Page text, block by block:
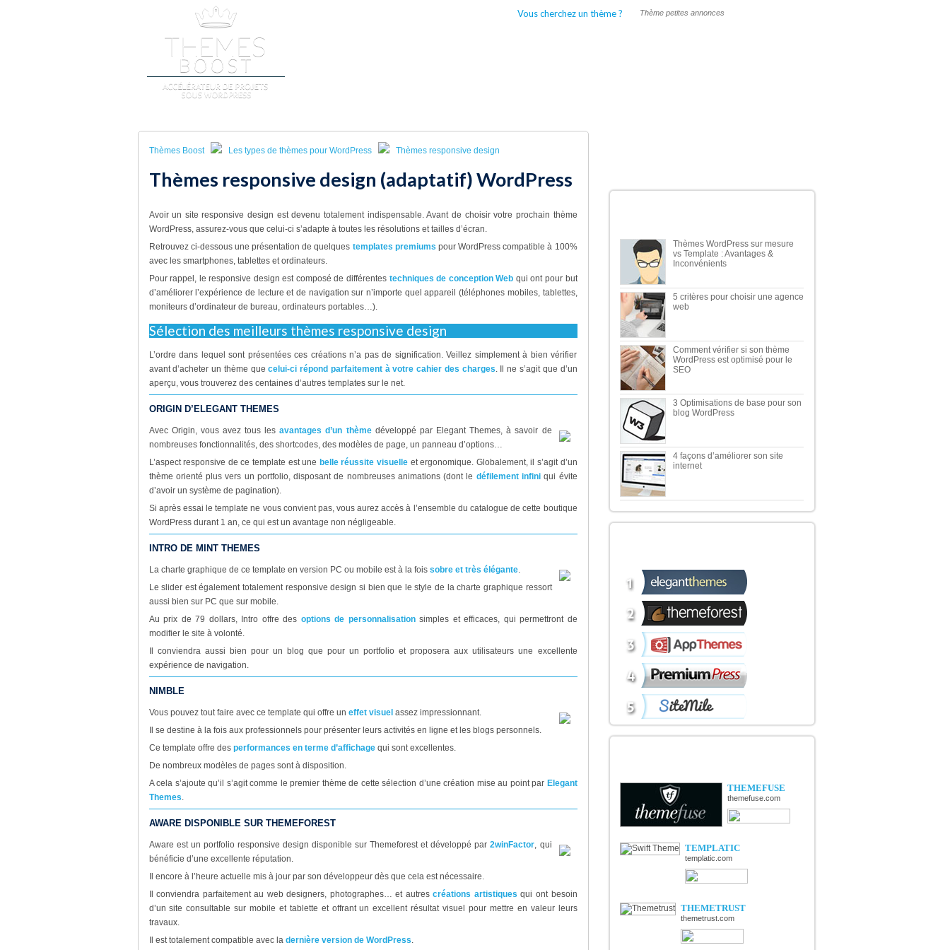
Vous cherchez un thème ?
Thèmes Boost Les types de thèmes pour WordPress Thèmes responsive design
Thèmes responsive design (adaptatif) WordPress
Avoir un site responsive design est devenu totalement indispensable. Avant de choisir votre prochain thème
WordPress, assurez-vous que celui-ci s’adapte à toutes les résolutions et tailles d’écran.
Retrouvez ci-dessous une présentation de quelques templates premiums pour WordPress compatible à 100%
avec les smartphones, tablettes et ordinateurs.
Pour rappel, le responsive design est composé de différentes techniques de conception Web qui ont pour but
d’améliorer l’expérience de lecture et de navigation sur n’importe quel appareil (téléphones mobiles, tablettes,
moniteurs d’ordinateur de bureau, ordinateurs portables…).
Sélection des meilleurs thèmes responsive design
L’ordre dans lequel sont présentées ces créations n’a pas de signification. Veillez simplement à bien vérifier
avant d’acheter un thème quecelui-ci répond parfaitement à votre cahier des charges. Il ne s’agit que d’un
aperçu, vous trouverez des centaines d’autres templates sur le net.
ORIGIN D’ELEGANT THEMES
Avec Origin, vous avez tous lesavantages d’un thèmedéveloppé par Elegant Themes, à savoir de
nombreuses fonctionnalités, des shortcodes, des modèles de page, un panneau d’options…
L’aspect responsive de ce template est une belle réussite visuelleet ergonomique. Globalement, il s’agit d’un
thème orienté plus vers un portfolio, disposant de nombreuses animations (dont le défilement infiniqui évite
d’avoir un système de pagination).
Si après essai le template ne vous convient pas, vous aurez accès à l’ensemble du catalogue de cette boutique
WordPress durant 1 an, ce qui est un avantage non négligeable.
INTRO DE MINT THEMES
La charte graphique de ce template en version PC ou mobile est à la fois sobre et très élégante.
Le slider est également totalement responsive design si bien que le style de la charte graphique ressort
aussi bien sur PC que sur mobile.
Au prix de 79 dollars, Intro offre des options de personnalisationsimples et efficaces, qui permettront de
modifier le site à volonté.
Il conviendra aussi bien pour un blog que pour un portfolio et proposera aux utilisateurs une excellente
expérience de navigation.
NIMBLE
Vous pouvez tout faire avec ce template qui offre un effet visuel assez impressionnant.
Il se destine à la fois aux professionnels pour présenter leurs activités en ligne et les blogs personnels.
Ce template offre des performances en terme d’affichagequi sont excellentes.
De nombreux modèles de pages sont à disposition.
A cela s’ajoute qu’il s’agit comme le premier thème de cette sélection d’une création mise au point par Elegant
Themes.
AWARE DISPONIBLE SUR THEMEFOREST
Aware est un portfolio responsive design disponible sur Themeforest et développé par2winFactor, qui
bénéficie d’une excellente réputation.
Il encore à l’heure actuelle mis à jour par son développeur dès que cela est nécessaire.
Il conviendra parfaitement au web designers, photographes… et autrescréations artistiques qui ont besoin
d’un site consultable sur mobile et tablette et offrant un excellent résultat visuel pour mettre en valeur leurs
travaux.
Il est totalement compatible avec la dernière version de WordPress.
Thèmes WordPress sur mesure
vs Template : Avantages &
Inconvénients
5 critères pour choisir une agence
web
Comment vérifier si son thème
WordPress est optimisé pour le
SEO
3 Optimisations de base pour son
blog WordPress
4 façons d’améliorer son site
internet
THEMEFUSE
themefuse.com
TEMPLATIC
templatic.com
THEMETRUST
themetrust.com